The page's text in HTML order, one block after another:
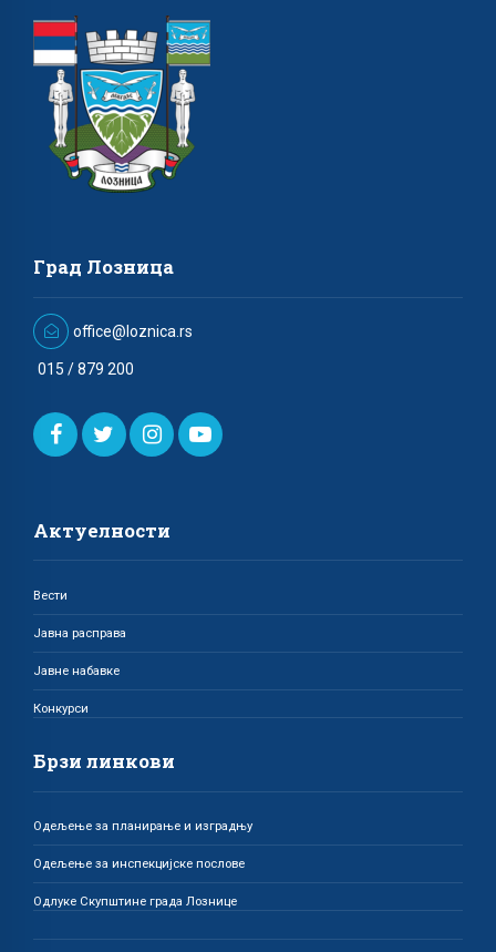
Град Лозница
office@loznica.rs
015 / 879 200
Актуелности
Вести
Јавна расправа
Јавне набавке
Конкурси
Брзи линкови
Одељење за планирање и изградњу
Одељење за инспекцијске послове
Одлуке Скупштине града Лознице